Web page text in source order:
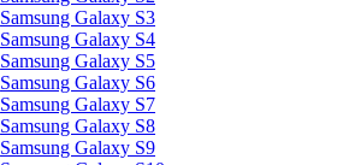
Samsung Galaxy S3
Samsung Galaxy S4
Samsung Galaxy S5
Samsung Galaxy S6
Samsung Galaxy S7
Samsung Galaxy S8
Samsung Galaxy S9